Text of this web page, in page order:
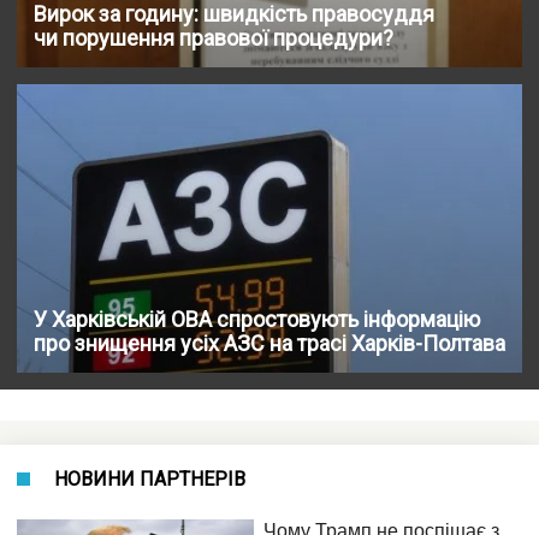
Вирок за годину: швидкість правосуддя
чи порушення правової процедури?
У Харківській ОВА спростовують інформацію
про знищення усіх АЗС на трасі Харків-Полтава
НОВИНИ ПАРТНЕРІВ